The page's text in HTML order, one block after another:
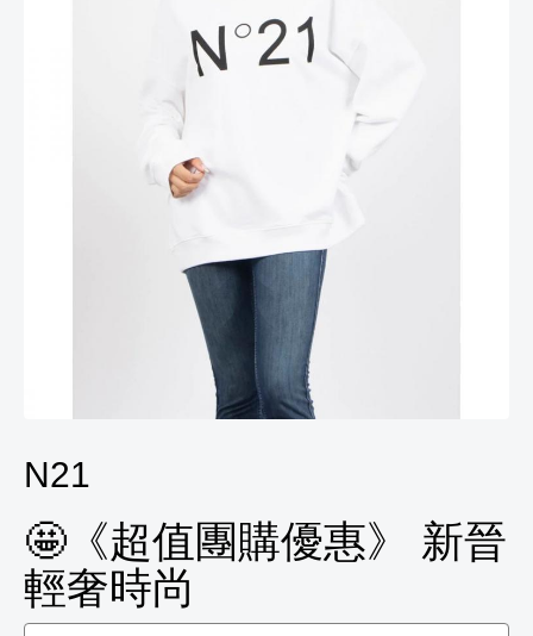
N21
🤩《超值團購優惠》 新晉
輕奢時尚